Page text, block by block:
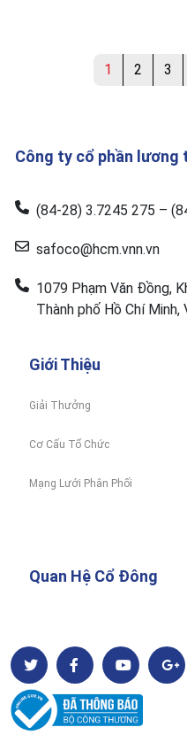
1 2 3
Công ty cổ phần
(84-28) 3.7245 275 –
safoco@hcm.vnn.vn
1079 Phạm Văn Đồng,
Thành phố Hồ Chí Minh,
Giới Thiệu
Giải Thưởng
Cơ Cấu Tổ Chức
Mạng Lưới Phân Phối
Quan Hệ Cổ Đông